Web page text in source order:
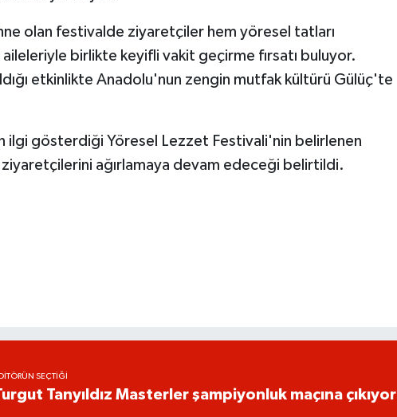
olan festivalde ziyaretçiler hem yöresel tatları
birlikte keyifli vakit geçirme fırsatı buluyor.
etkinlikte Anadolu'nun zengin mutfak kültürü Gülüç'te
ilgi gösterdiği Yöresel Lezzet Festivali'nin belirlenen
ağırlamaya devam edeceği belirtildi.
SEÇTIĞI
Tanyıldız Masterler şampiyonluk maçına çıkıyor